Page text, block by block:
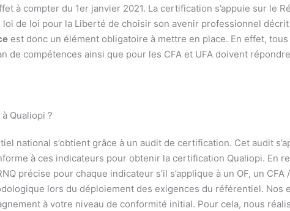
à compter du 1er janvier 2021. La certification s’appuie sur le
loi de loi pour la Liberté de choisir son avenir professionnel
est donc un élément obligatoire à mettre en place. En effet,
de compétences ainsi que pour les CFA et UFA doivent
Qualiopi ?
national s’obtient grâce à un audit de certification. Cet audit
à ces indicateurs pour obtenir la certification Qualiopi. En
précise pour chaque indicateur s’il s’applique à un OF, un
lors du déploiement des exigences du référentiel.
à votre niveau de conformité initial. Pour cela, nous